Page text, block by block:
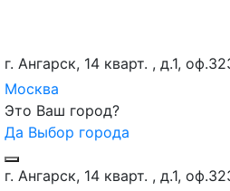
г. Ангарск, 14 кварт. , д.1,
Москва
Это Ваш город?
Да Выбор города
г. Ангарск, 14 кварт. , д.1,